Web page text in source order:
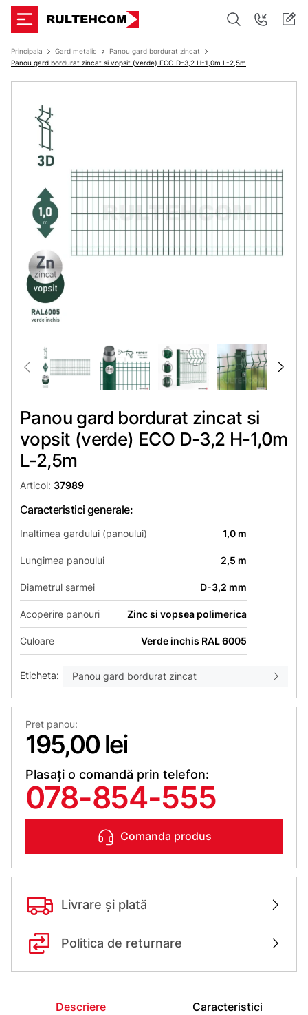
Principala Gard metalic
Panou gard bordurat zincat
Panou gard bordurat zincat si vopsit (verde) ECO D-3,2 H-1,0m L-2,5m
Panou gard bordurat zincat si
vopsit (verde) ECO D-3,2 H-1,0m
L-2,5m
Articol: 37989
Caracteristici generale:
Inaltimea gardului (panoului) 1,0 m
Lungimea panoului 2,5 m
Diametrul sarmei D-3,2 mm
Acoperire panouri Zinc si vopsea polimerica
Culoare Verde inchis RAL 6005
Eticheta: Panou gard bordurat zincat
Pret panou:
195,00 lei
Plasați o comandă prin telefon:
078-854-555
Comanda produs
Livrare și plată
Politica de returnare
Descriere Caracteristici